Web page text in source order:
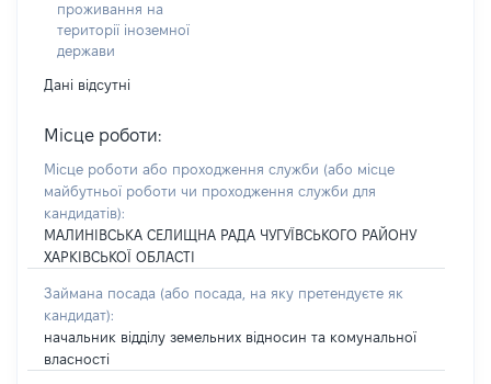
проживання на
території іноземної
держави
Дані відсутні
Місце роботи:
Місце роботи або проходження служби (або місце
майбутньої роботи чи проходження служби для
кандидатів):
МАЛИНІВСЬКА СЕЛИЩНА РАДА ЧУГУЇВСЬКОГО РАЙОНУ
ХАРКІВСЬКОЇ ОБЛАСТІ
Займана посада (або посада, на яку претендуєте як
кандидат):
начальник відділу земельних відносин та комунальної
власності